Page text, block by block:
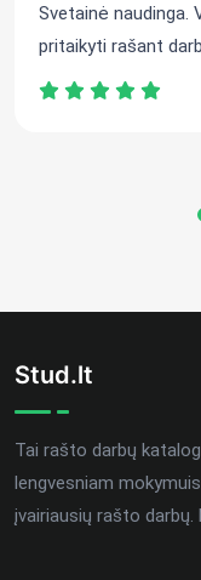
Svetainė naudinga.
pritaikyti rašant
Stud.lt
Tai rašto darbų
lengvesniam
įvairiausių rašto darbų.